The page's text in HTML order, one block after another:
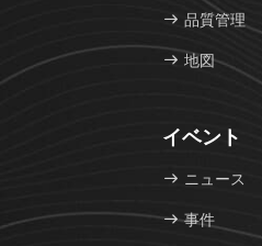
品質管理
地図
イベント
ニュース
事件